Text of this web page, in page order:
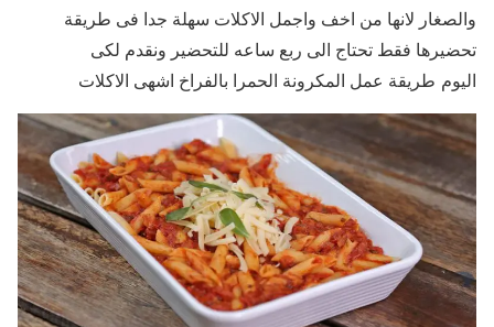
والصغار لانها من اخف واجمل الاكلات سهلة جدا فى طريقة
تحضيرها فقط تحتاج الى ربع ساعه للتحضير ونقدم لكى
اليوم طريقة عمل المكرونة الحمرا بالفراخ اشهى الاكلات